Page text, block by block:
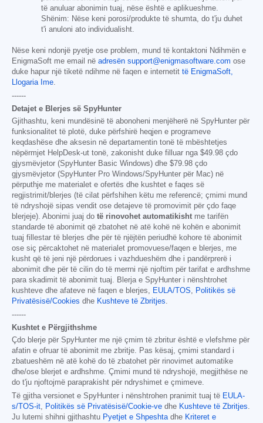
të anuluar abonimin tuaj, nëse është e aplikueshme.
Shënim: Nëse keni porosi/produkte të shumta, do t'ju duhet
t'i anuloni ato individualisht.
Nëse keni ndonjë pyetje ose problem, mund të kontaktoni Ndihmën e
EnigmaSoft me email në adresën support@enigmasoftware.com ose
duke hapur një tiketë ndihme në faqen e internetit të EnigmaSoft,
Llogaria Ime.
------
Detajet e Blerjes së SpyHunter
Gjithashtu, keni mundësinë të abonoheni menjëherë në SpyHunter për
funksionalitet të plotë, duke përfshirë heqjen e programeve
keqdashëse dhe aksesin në departamentin tonë të mbështetjes
nëpërmjet HelpDesk-ut tonë, zakonisht duke filluar nga $49.98 çdo
gjysmëvjetor (SpyHunter Basic Windows) dhe $79.98 çdo
gjysmëvjetor (SpyHunter Pro Windows/SpyHunter për Mac) në
përputhje me materialet e ofertës dhe kushtet e faqes së
regjistrimit/blerjes (të cilat përfshihen këtu me referencë; çmimi mund
të ndryshojë sipas vendit ose detajeve të promovimit për çdo faqe
blerjeje). Abonimi juaj do të rinovohet automatikisht me tarifën
standarde të abonimit që zbatohet në atë kohë në kohën e abonimit
tuaj fillestar të blerjes dhe për të njëjtën periudhë kohore të abonimit
ose siç përcaktohet në materialet promovuese/faqen e blerjes, me
kusht që të jeni një përdorues i vazhdueshëm dhe i pandërprerë i
abonimit dhe për të cilin do të merrni një njoftim për tarifat e ardhshme
para skadimit të abonimit tuaj. Blerja e SpyHunter i nënshtrohet
kushteve dhe afateve në faqen e blerjes, EULA/TOS, Politikës së
Privatësisë/Cookies dhe Kushteve të Zbritjes.
------
Kushtet e Përgjithshme
Çdo blerje për SpyHunter me një çmim të zbritur është e vlefshme për
afatin e ofruar të abonimit me zbritje. Pas kësaj, çmimi standard i
zbatueshëm në atë kohë do të zbatohet për rinovimet automatike
dhe/ose blerjet e ardhshme. Çmimi mund të ndryshojë, megjithëse ne
do t'ju njoftojmë paraprakisht për ndryshimet e çmimeve.
Të gjitha versionet e SpyHunter i nënshtrohen pranimit tuaj të EULA-
s/TOS-it, Politikës së Privatësisë/Cookie-ve dhe Kushteve të Zbritjes.
Ju lutemi shihni gjithashtu Pyetjet e Shpeshtadhe Kriteret e